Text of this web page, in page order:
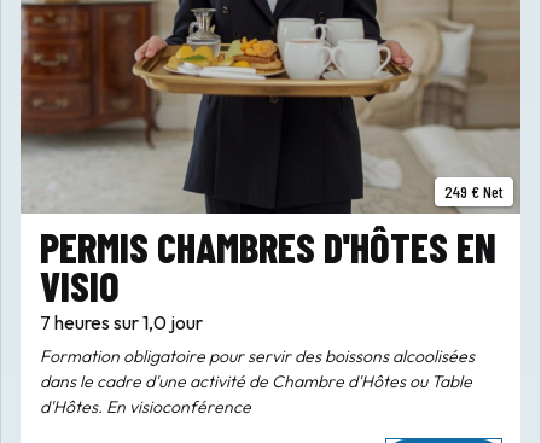
249 € Net
PERMIS CHAMBRES D'HÔTES EN
VISIO
7 heures sur 1,0 jour
Formation obligatoire pour servir des boissons alcoolisées
dans le cadre d'une activité de Chambre d'Hôtes ou Table
d'Hôtes. En visioconférence